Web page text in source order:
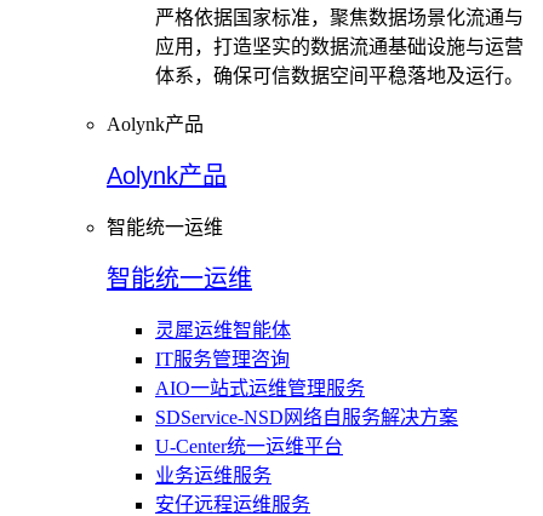
严格依据国家标准，聚焦数据场景化流通与
应用，打造坚实的数据流通基础设施与运营
体系，确保可信数据空间平稳落地及运行。
Aolynk产品
Aolynk产品
智能统一运维
智能统一运维
灵犀运维智能体
IT服务管理咨询
AIO一站式运维管理服务
SDService-NSD网络自服务解决方案
U-Center统一运维平台
业务运维服务
安仔远程运维服务